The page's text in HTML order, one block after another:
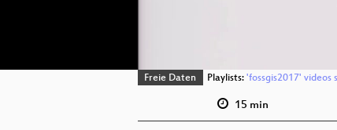
Freie Daten Playlists: 'fossgis2017' videos
15 min